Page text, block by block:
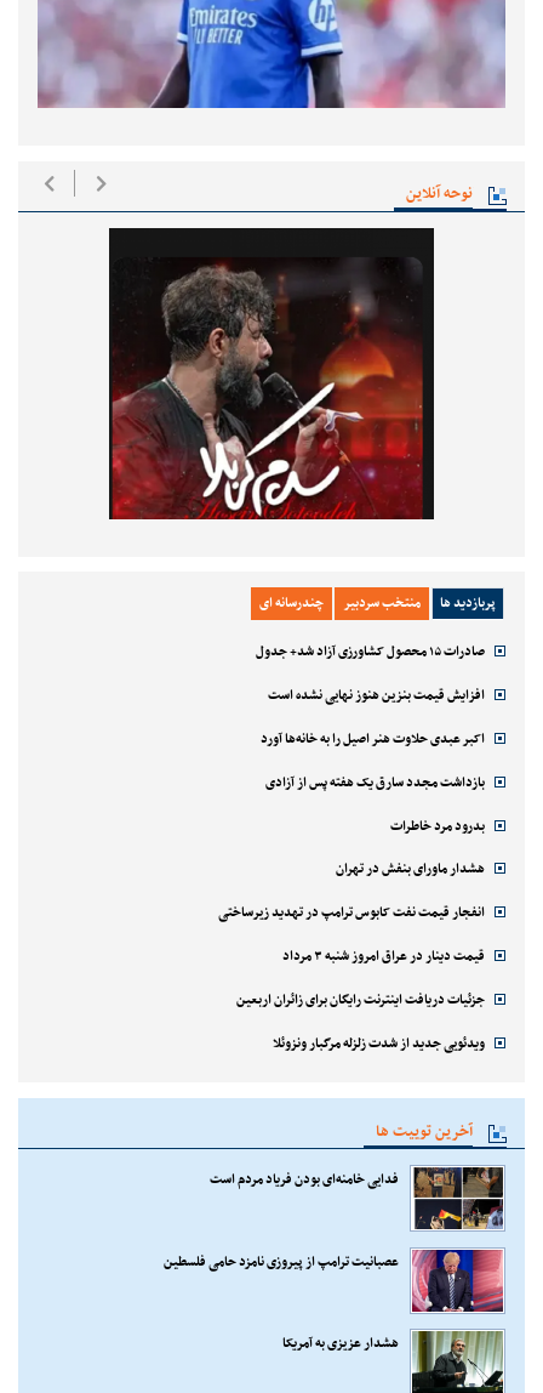
نوحه آنلاین
پربازدید ها منتخب سردبیر چندرسانه ای
صادرات ۱۵ محصول کشاورزی آزاد شد+ جدول
افزایش قیمت بنزین هنوز نهایی نشده است
اکبر عبدی حلاوت هنر اصیل را به خانه‌ها آورد
بازداشت مجدد سارق یک هفته پس از آزادی
بدرود مرد خاطرات
هشدار ماورای بنفش در تهران
انفجار قیمت نفت کابوس ترامپ در تهدید زیرساختی
قیمت دینار در عراق امروز شنبه ۳ مرداد
جزئیات دریافت اینترنت رایگان برای زائران اربعین
ویدئویی جدید از شدت زلزله مرگبار ونزوئلا
آخرین توییت ها
فدایی خامنه‌ای بودن فریاد مردم است
عصبانیت ترامپ از پیروزی نامزد حامی فلسطین
هشدار عزیزی به آمریکا